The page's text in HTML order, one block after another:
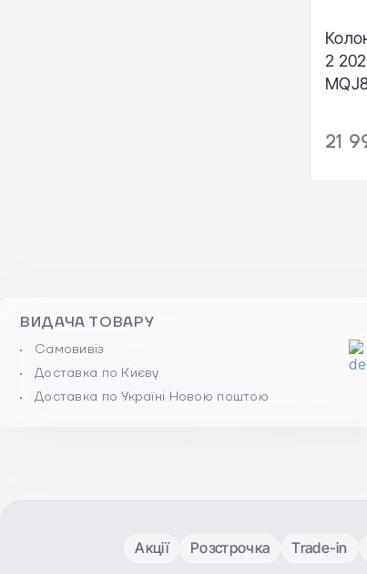
2
21
ВИДАЧА ТОВАРУ
Самовивіз
Доставка по Києву
Доставка по Україні Новою поштою
Акції Розстрочка Trade-in